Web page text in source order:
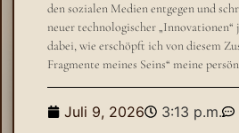
den sozialen Medien entgegen und
neuer technologischer
dabei, wie erschöpft ich von diesem
Fragmente meines Seins“ meine
Juli 9, 2026 3:13 p.m.